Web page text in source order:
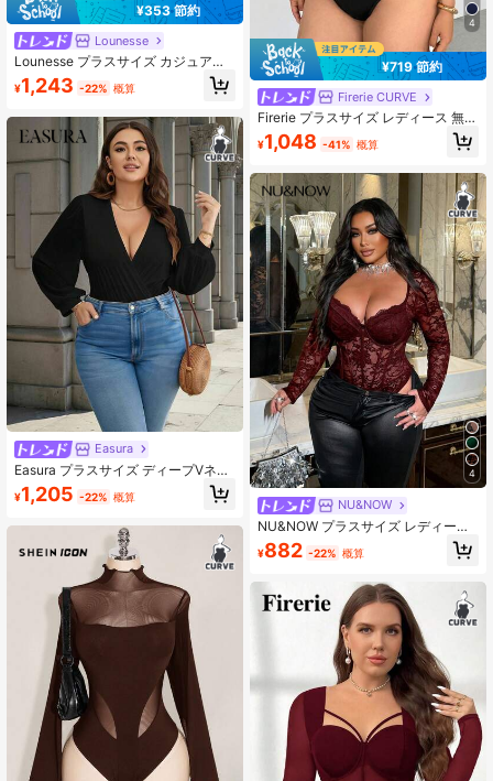
¥353 節約
Lounesse
Lounesse プラスサイズ カジュアル
エレガント レース パッチワーク ス
リーブ ハートネック リブ起毛ボディ
¥1,243 -22% 概算
Easura
Easura プラスサイズ ディープVネッ
ク ランタンスリーブ ボディスーツ、
冬用
¥1,205 -22% 概算
4
¥719 節約
Firerie CURVE
Firerie プラスサイズ レディース 無地
ラインストーン セクシー メッシュカ
ップ切り替え ホローデザイン ボーン
¥1,048 -41% 概算
4
NU&NOW
NU&NOW プラスサイズ レディース
レースボディスーツ、オールシーズ
ン対応 長袖 エレガント スリムフィ
¥882 -22% 概算